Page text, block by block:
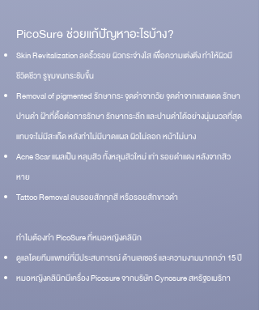
PicoSure ช่วยแก้ปัญหาอะไรบ้าง?
Skin Revitalization ลดริ้วรอย ผิวกระจ่างใส เพื่อความเต่งตึง ทำให้ผิวมี
ชีวิตชีวา รูขุมขนกระชับขึ้น
Removal of pigmented รักษากระ จุดดำจากวัย จุดดำจากแสงแดด รักษา
ปานดำ ฝ้าที่ดื้อต่อการรักษา รักษากระลึก และปานดำได้อย่างนุ่มนวลที่สุด
แทบจะไม่มีสะเก็ด หลังทำไม่มีบาดแผล ผิวไม่ลอก หน้าไม่บาง
Acne Scar แผลเป็น หลุมสิว ทั้งหลุมสิวใหม่ เก่า รอยดำแดง หลังจากสิว
หาย
Tattoo Removal ลบรอยสักทุกสี หรือรอยสักขาวดำ
ทำไมต้องทำ PicoSure ที่หมอหญิงคลินิก
ดูแลโดยทีมแพทย์ที่มีประสบการณ์ ด้านเลเซอร์ และความงามมากกว่า 15 ปี
หมอหญิงคลินิกมีเครื่อง Picosure จากบริษัท Cynosure สหรัฐอเมริกา